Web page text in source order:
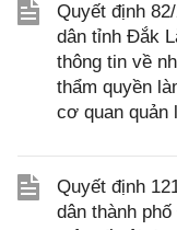
Quyết định
dân tỉnh Đắk
thông tin về
thẩm quyền
cơ quan quản
Quyết định
dân thành